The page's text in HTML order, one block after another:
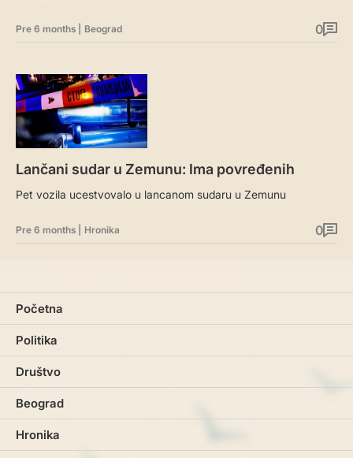
Pre 6 months Beograd 0
Lančani sudar u Zemunu: Ima povređenih
Pet vozila ucestvovalo u lancanom sudaru u Zemunu
Pre 6 months Hronika 0
Početna
Politika
Društvo
Beograd
Hronika